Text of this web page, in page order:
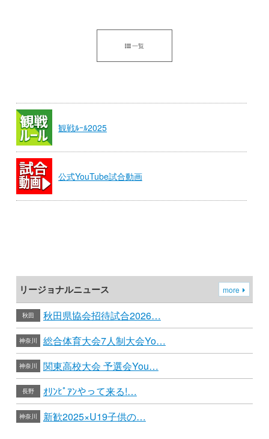
一覧
観戦ﾙｰﾙ2025
公式YouTube試合動画
リージョナルニュース more
秋田 秋田県協会招待試合2026…
神奈川 総合体育大会7人制大会Yo…
神奈川 関東高校大会 予選会You…
長野 ｵﾘﾝﾋﾟｱﾝやって来る!…
神奈川 新歓2025×U19子供の…